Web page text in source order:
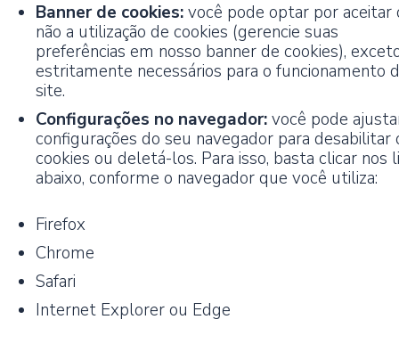
Banner de cookies:você pode optar por aceitar
não a utilização de cookies (gerencie suas
preferências em nosso banner de cookies),
estritamente necessários para o funcionamento
site.
Configurações no navegador:você pode
configurações do seu navegador para desabilitar
cookies ou deletá-los. Para isso, basta clicar nos
abaixo, conforme o navegador que você utiliza:
Firefox
Chrome
Safari
Internet Explorer ou Edge